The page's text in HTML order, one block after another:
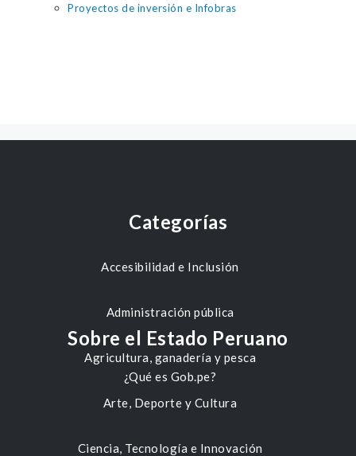
Proyectos de inversión e Infobras
Categorías
Accesibilidad e Inclusión
Administración pública
Agricultura, ganadería y pesca
Arte, Deporte y Cultura
Ciencia, Tecnología e Innovación
Sobre el Estado Peruano
¿Qué es Gob.pe?